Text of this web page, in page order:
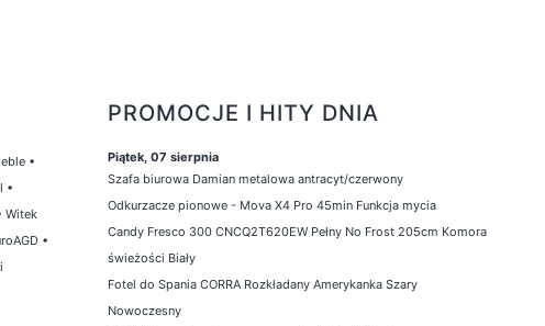
•
•
Witek
•
PROMOCJE I HITY DNIA
Piątek, 07 sierpnia
Szafa biurowa Damian metalowa antracyt/czerwony
Odkurzacze pionowe - Mova X4 Pro 45min Funkcja mycia
Candy Fresco 300 CNCQ2T620EW Pełny No Frost 205cm Komora
świeżości Biały
Fotel do Spania CORRA Rozkładany Amerykanka Szary
Nowoczesny